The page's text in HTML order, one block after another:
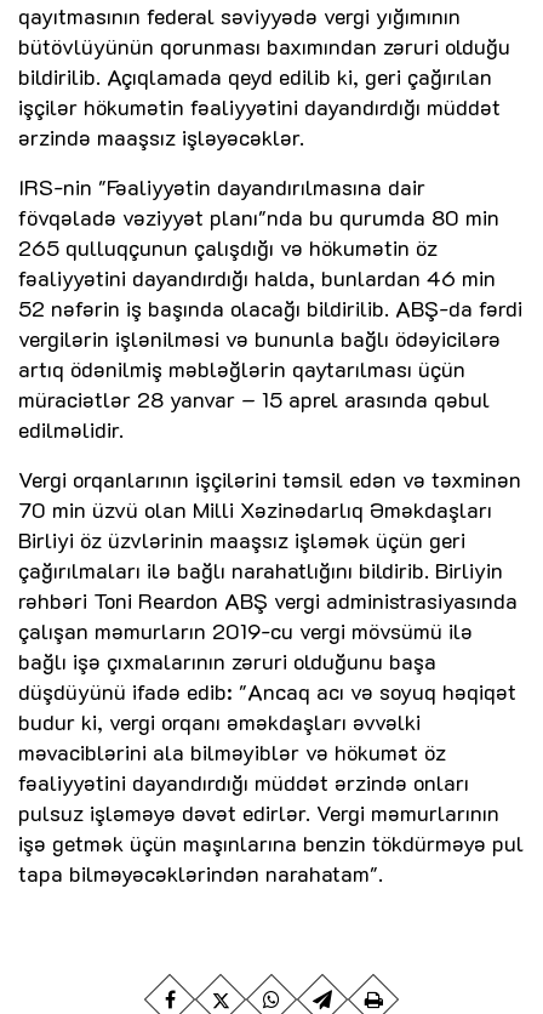
qayıtmasının federal səviyyədə vergi yığımının
bütövlüyünün qorunması baxımından zəruri olduğu
bildirilib. Açıqlamada qeyd edilib ki, geri çağırılan
işçilər hökumətin fəaliyyətini dayandırdığı müddət
ərzində maaşsız işləyəcəklər.
IRS-nin "Fəaliyyətin dayandırılmasına dair
fövqəladə vəziyyət planı"nda bu qurumda 80 min
265 qulluqçunun çalışdığı və hökumətin öz
fəaliyyətini dayandırdığı halda, bunlardan 46 min
52 nəfərin iş başında olacağı bildirilib. ABŞ-da fərdi
vergilərin işlənilməsi və bununla bağlı ödəyicilərə
artıq ödənilmiş məbləğlərin qaytarılması üçün
müraciətlər 28 yanvar – 15 aprel arasında qəbul
edilməlidir.
Vergi orqanlarının işçilərini təmsil edən və təxminən
70 min üzvü olan Milli Xəzinədarlıq Əməkdaşları
Birliyi öz üzvlərinin maaşsız işləmək üçün geri
çağırılmaları ilə bağlı narahatlığını bildirib. Birliyin
rəhbəri Toni Reardon ABŞ vergi administrasiyasında
çalışan məmurların 2019-cu vergi mövsümü ilə
bağlı işə çıxmalarının zəruri olduğunu başa
düşdüyünü ifadə edib: "Ancaq acı və soyuq həqiqət
budur ki, vergi orqanı əməkdaşları əvvəlki
məvaciblərini ala bilməyiblər və hökumət öz
fəaliyyətini dayandırdığı müddət ərzində onları
pulsuz işləməyə dəvət edirlər. Vergi məmurlarının
işə getmək üçün maşınlarına benzin tökdürməyə pul
tapa bilməyəcəklərindən narahatam".